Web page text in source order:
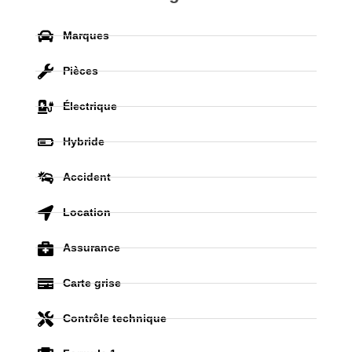
Marques
Pièces
Électrique
Hybride
Accident
Location
Assurance
Carte grise
Contrôle technique